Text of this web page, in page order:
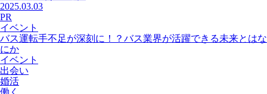
2025.03.03
PR
イベント
バス運転手不足が深刻に！？バス業界が活躍できる未来とはな
にか
イベント
出会い
婚活
働く